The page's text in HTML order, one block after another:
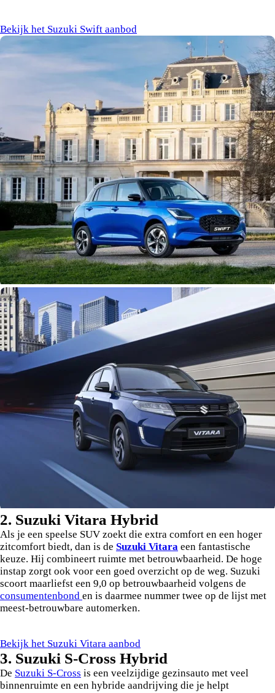
Bekijk het Suzuki Swift aanbod
2. Suzuki Vitara Hybrid
Als je een speelse SUV zoekt die extra comfort en een hoger
zitcomfort biedt, dan is de Suzuki Vitara een fantastische
keuze. Hij combineert ruimte met betrouwbaarheid. De hoge
instap zorgt ook voor een goed overzicht op de weg. Suzuki
scoort maarliefst een 9,0 op betrouwbaarheid volgens de
consumentenbond en is daarmee nummer twee op de lijst met
meest-betrouwbare automerken.
Bekijk het Suzuki Vitara aanbod
3. Suzuki S-Cross Hybrid
De Suzuki S-Cross is een veelzijdige gezinsauto met veel
binnenruimte en een hybride aandrijving die je helpt